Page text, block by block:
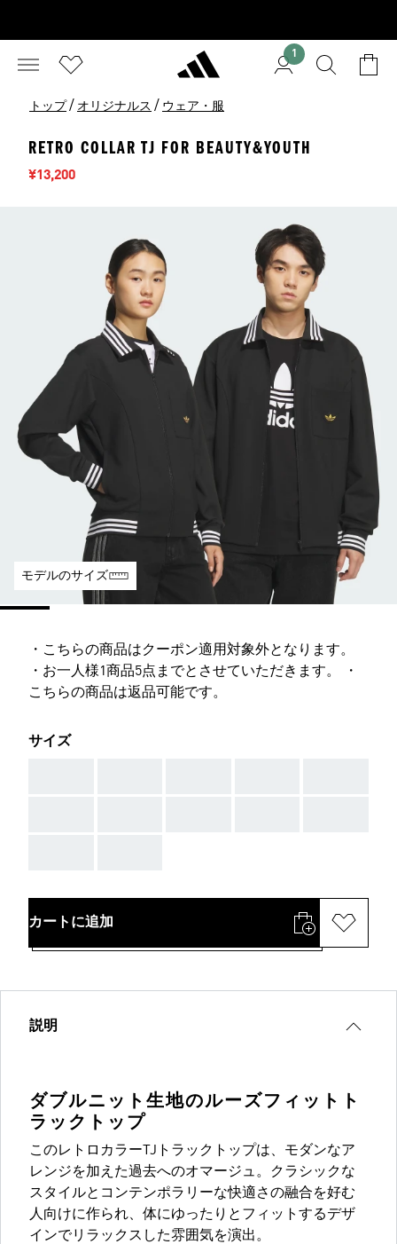
1
トップ / オリジナルス / ウェア・服
RETRO COLLAR TJ FOR BEAUTY&YOUTH
セール価格
¥13,200
モデルのサイズ
・こちらの商品はクーポン適用対象外となります。
・お一人様1商品5点までとさせていただきます。 ・
こちらの商品は返品可能です。
サイズ
カートに追加
説明
ダブルニット生地のルーズフィットト
ラックトップ
このレトロカラーTJトラックトップは、モダンなア
レンジを加えた過去へのオマージュ。クラシックな
スタイルとコンテンポラリーな快適さの融合を好む
人向けに作られ、体にゆったりとフィットするデザ
インでリラックスした雰囲気を演出。